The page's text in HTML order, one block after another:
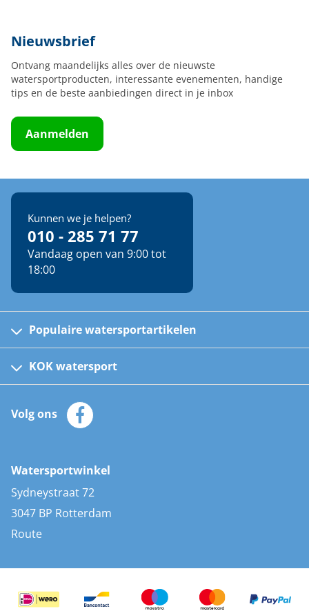
Nieuwsbrief
Ontvang maandelijks alles over de nieuwste
watersportproducten, interessante evenementen, handige
tips en de beste aanbiedingen direct in je inbox
Aanmelden
Kunnen we je helpen?
010 - 285 71 77
Vandaag open van 9:00 tot
18:00
Populaire watersportartikelen
Kinder reddingsvesten
Automatische reddingsvesten
Zeilkleding
Zonnepanelen
AIS transponders
Stootwillen en fenders
Bootkussens
Zwemtrappen
KOK watersport
Klantenservice
Merken
Volg ons
Watersportwinkel
Sydneystraat 72
3047 BP Rotterdam
Route